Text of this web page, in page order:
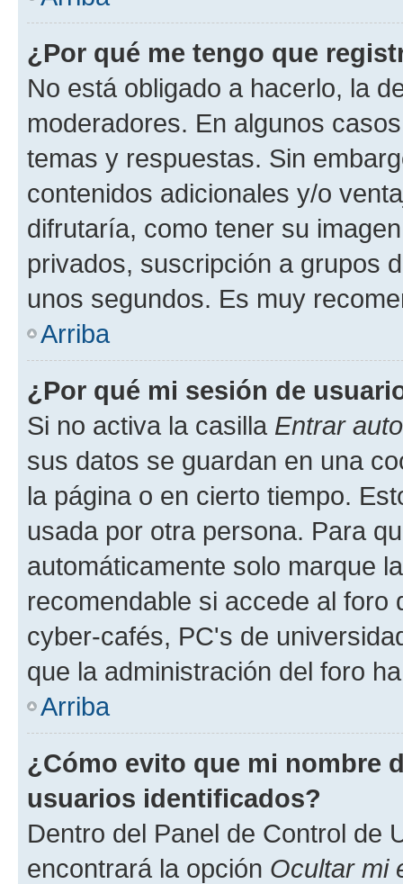
¿Por qué me tengo que
No está obligado a hacerlo, la
moderadores. En algunos
temas y respuestas. Sin
contenidos adicionales y/o
difrutaría, como tener su
privados, suscripción a grupos
unos segundos. Es muy
Arriba
¿Por qué mi sesión de
Si no activa la casilla Entrar
sus datos se guardan en una
la página o en cierto tiempo.
usada por otra persona. Para
automáticamente solo marque
recomendable si accede al foro
cyber-cafés, PC's de
que la administración del foro
Arriba
¿Cómo evito que mi nombre
usuarios identificados?
Dentro del Panel de Control de
encontrará la opción Ocultar mi